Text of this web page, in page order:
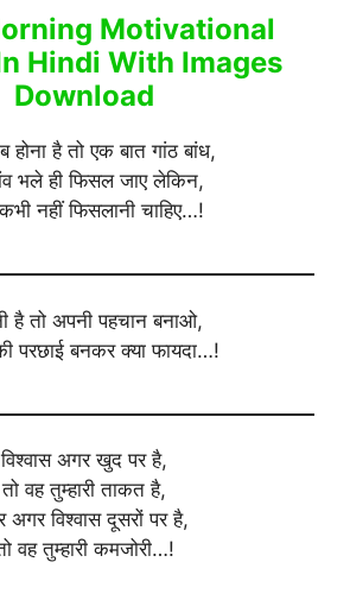
Motivational
Hindi With Images
Download
होना है तो एक बात गांठ बांध,
भले ही फिसल जाए लेकिन,
नहीं फिसलानी चाहिए…!
है तो अपनी पहचान बनाओ,
परछाई बनकर क्या फायदा…!
विश्वास अगर खुद पर है,
तो वह तुम्हारी ताकत है,
अगर विश्वास दूसरों पर है,
वह तुम्हारी कमजोरी…!